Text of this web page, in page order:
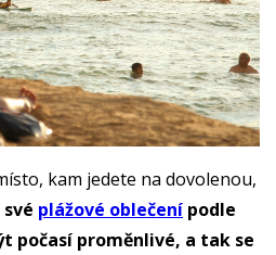
kam jedete na dovolenou,
plážové oblečení podle
počasí proměnlivé, a tak se